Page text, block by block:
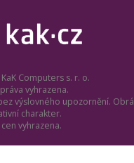
Computers s. r. o.
vyhrazena.
výslovného upozornění.
charakter.
vyhrazena.